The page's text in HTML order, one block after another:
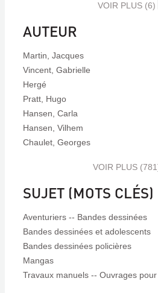
VOIR PLUS (6)
AUTEUR
Martin, Jacques
Vincent, Gabrielle
Hergé
Pratt, Hugo
Hansen, Carla
Hansen, Vilhem
Chaulet, Georges
VOIR PLUS
SUJET (MOTS CLÉS)
Aventuriers -- Bandes dessinées
Bandes dessinées et adolescents
Bandes dessinées policières
Mangas
Travaux manuels -- Ouvrages